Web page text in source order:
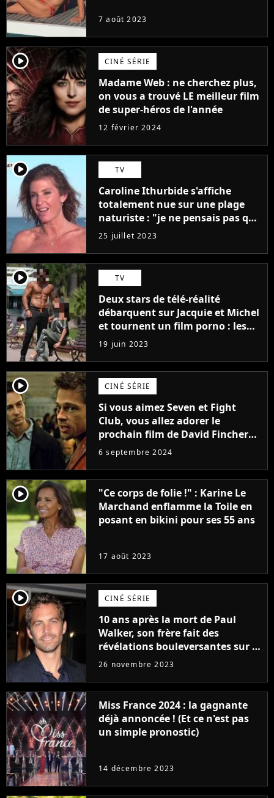
7 août 2023
player2 CINÉ SÉRIE
Madame Web : ne cherchez plus,
on vous a trouvé LE meilleur film
de super-héros de l'année
12 février 2024
player2 TV
Caroline Ithurbide s'affiche
totalement nue sur une plage
naturiste : "je ne pensais pas que
j'arriverais à le faire..."
25 juillet 2023
player2 TV
Deux stars de télé-réalité
débarquent sur Jacquie et Michel
et tournent un film porno : les
premières images du tournage
(exclu)
19 juin 2023
player2 CINÉ SÉRIE
Si vous aimez Seven et Fight
Club, vous allez adorer le
prochain film de David Fincher
avec lequel il se réinvente
complètement
6 septembre 2024
player2
"Ce corps de folie !" : Karine Le
Marchand enflamme la Toile en
posant en bikini pour ses 55 ans
17 août 2023
player2 CINÉ SÉRIE
10 ans après la mort de Paul
Walker, son frère fait des
révélations bouleversantes sur la
réaction des acteurs de Fast and
26 novembre 2023
Miss France 2024 : la gagnante
déjà annoncée ! (Et ce n'est pas
un simple pronostic)
14 décembre 2023